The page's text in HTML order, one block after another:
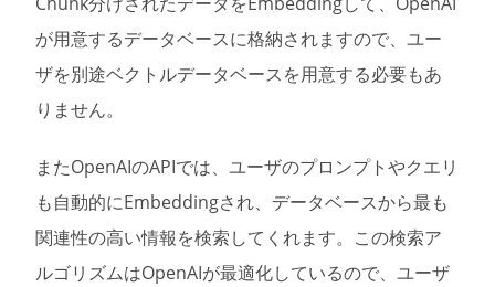
が用意するデータベースに格納されますので、ユー
ザを別途ベクトルデータベースを用意する必要もあ
りません。
またOpenAIのAPIでは、ユーザのプロンプトやクエリ
も自動的にEmbeddingされ、データベースから最も
関連性の高い情報を検索してくれます。この検索ア
ルゴリズムはOpenAIが最適化しているので、ユーザ